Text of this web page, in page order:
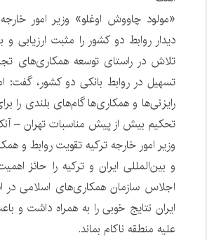
«مولود چاووش اوغلو» وزیر امور
دیدار روابط دو کشور را مثبت ارزیابی
تلاش در راستای توسعه همکاری‌های
تسهیل در روابط بانکی دو کشور، گفت:
رایزنی‌ها و همکاری‌ها گام‌های بلندی را
تحکیم بیش از پیش مناسبات تهران –
وزیر امور خارجه ترکیه تقویت روابط و
و بین‌المللی ایران و ترکیه را حائز
اجلاس سازمان همکاری‌های اسلامی در
ایران نتایج خوبی را به همراه داشت و
علیه منطقه ناکام بماند.